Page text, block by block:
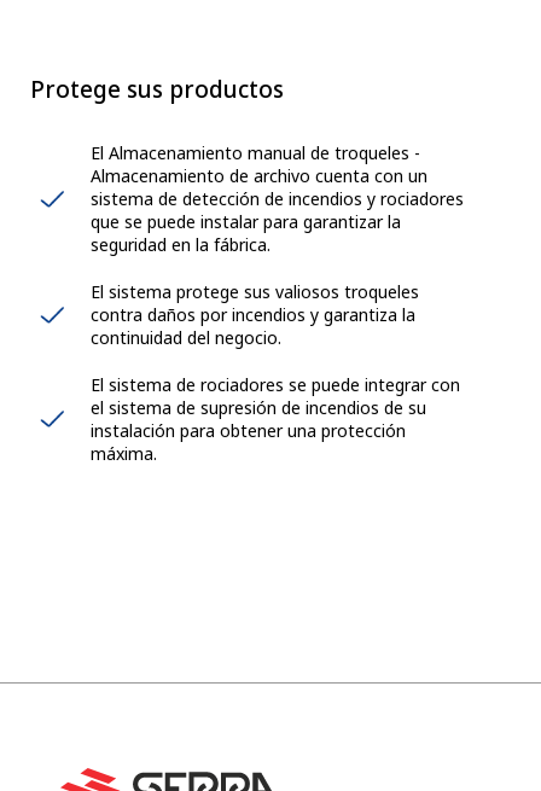
Protege sus productos
El Almacenamiento manual de troqueles -
Almacenamiento de archivo cuenta con un
sistema de detección de incendios y rociadores
que se puede instalar para garantizar la
seguridad en la fábrica.
El sistema protege sus valiosos troqueles
contra daños por incendios y garantiza la
continuidad del negocio.
El sistema de rociadores se puede integrar con
el sistema de supresión de incendios de su
instalación para obtener una protección
máxima.